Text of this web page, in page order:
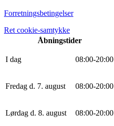
Forretningsbetingelser
Ret cookie-samtykke
Åbningstider
I dag 08:00-20:00
Fredag d. 7. august 08:00-20:00
Lørdag d. 8. august 08:00-20:00